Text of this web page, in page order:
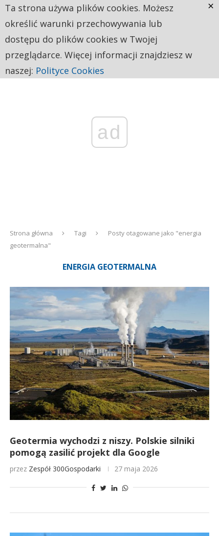
ad
Strona główna Tagi
Posty otagowane jako "energia
geotermalna"
ENERGIA GEOTERMALNA
Geotermia wychodzi z niszy. Polskie silniki
pomogą zasilić projekt dla Google
przez Zespół 300Gospodarki 27 maja 2026
Ta strona używa plików cookies. Możesz
określić warunki przechowywania lub
dostępu do plików cookies w Twojej
przeglądarce. Więcej informacji znajdziesz w
naszej: Polityce Cookies
×